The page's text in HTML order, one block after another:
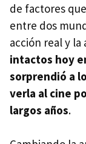
de factores
entre dos
acción real y la
intactos hoy
sorprendió a
verla al cine
largos años.